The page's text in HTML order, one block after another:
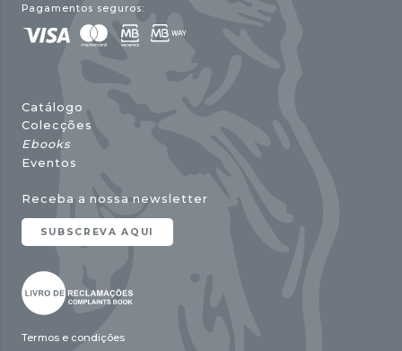
Pagamentos seguros:
Catálogo
Colecções
Ebooks
Eventos
Receba a nossa newsletter
SUBSCREVA AQUI
Termos e condições